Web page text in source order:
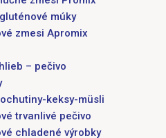
múky
zmesi Apromix
– pečivo
keksy-müsli
trvanlivé pečivo
chladené výrobky